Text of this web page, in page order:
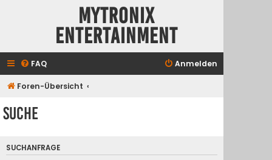
Mytronix
Entertainment
FAQ Anmelden
Foren-Übersicht
Suche
SUCHANFRAGE